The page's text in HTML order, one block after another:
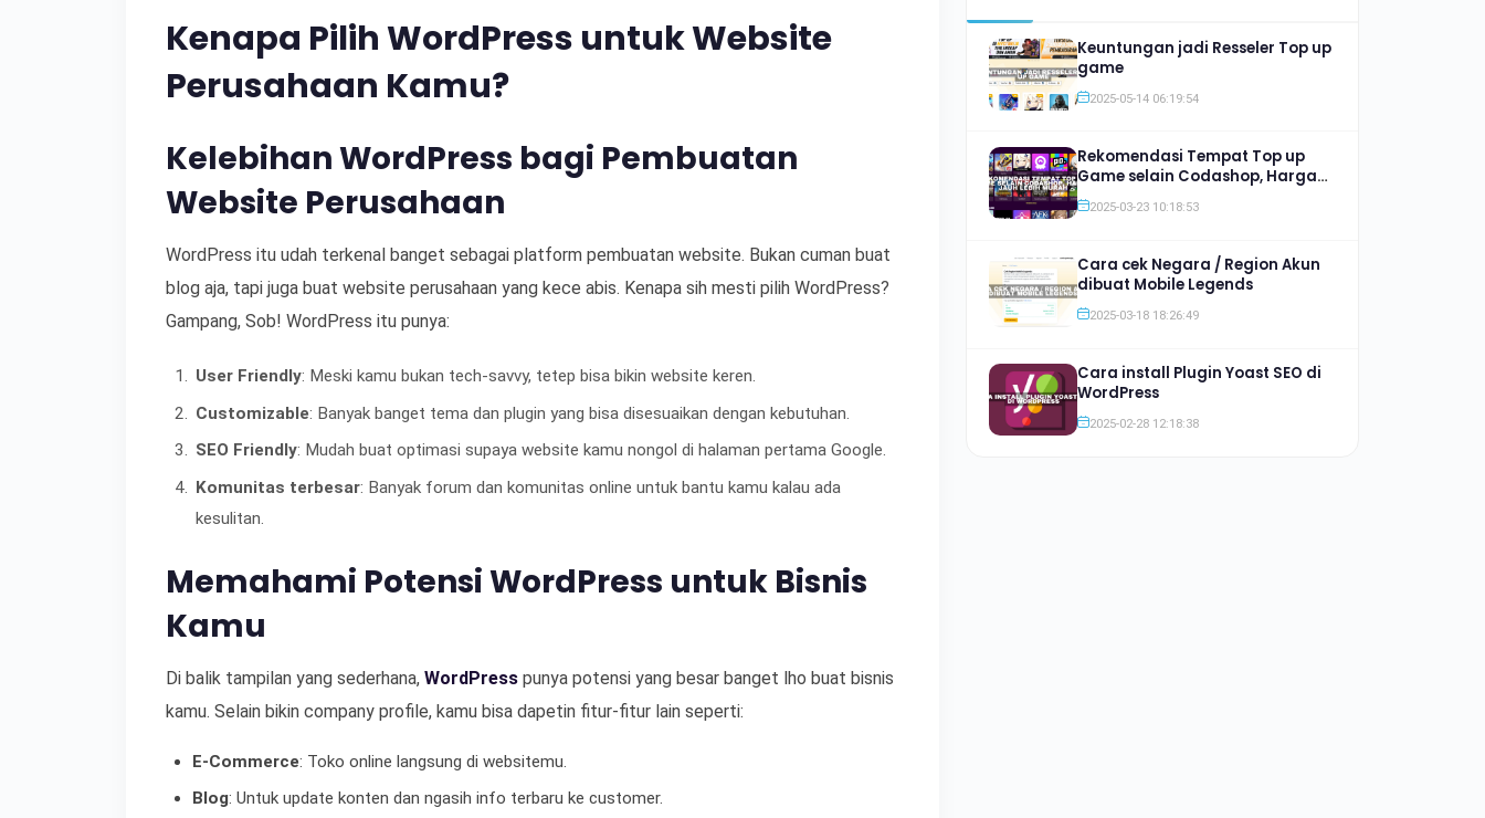
Kenapa Pilih WordPress untuk Website
Perusahaan Kamu?
Kelebihan WordPress bagi Pembuatan
Website Perusahaan
WordPress itu udah terkenal banget sebagai platform pembuatan website. Bukan cuman buat
blog aja, tapi juga buat website perusahaan yang kece abis. Kenapa sih mesti pilih WordPress?
Gampang, Sob! WordPress itu punya:
User Friendly: Meski kamu bukan tech-savvy, tetep bisa bikin website keren.
Customizable: Banyak banget tema dan plugin yang bisa disesuaikan dengan kebutuhan.
SEO Friendly: Mudah buat optimasi supaya website kamu nongol di halaman pertama Google.
Komunitas terbesar: Banyak forum dan komunitas online untuk bantu kamu kalau ada
kesulitan.
Memahami Potensi WordPress untuk Bisnis
Kamu
Di balik tampilan yang sederhana, WordPress punya potensi yang besar banget lho buat bisnis
kamu. Selain bikin company profile, kamu bisa dapetin fitur-fitur lain seperti:
E-Commerce: Toko online langsung di websitemu.
Blog: Untuk update konten dan ngasih info terbaru ke customer.
Keuntungan jadi Resseler Top up
game
2025-05-14 06:19:54
Rekomendasi Tempat Top up
Game selain Codashop, Harga
Jauh lebih Murah
2025-03-23 10:18:53
Cara cek Negara / Region Akun
dibuat Mobile Legends
2025-03-18 18:26:49
Cara install Plugin Yoast SEO di
WordPress
2025-02-28 12:18:38